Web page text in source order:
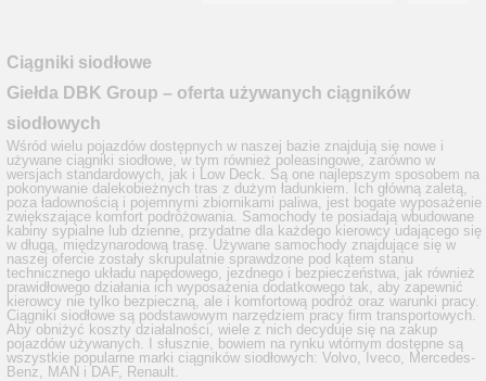
Ciągniki siodłowe
Giełda DBK Group – oferta używanych ciągników
siodłowych
Wśród wielu pojazdów dostępnych w naszej bazie znajdują się nowe i
używane ciągniki siodłowe, w tym również poleasingowe, zarówno w
wersjach standardowych, jak i Low Deck. Są one najlepszym sposobem na
pokonywanie dalekobieżnych tras z dużym ładunkiem. Ich główną zaletą,
poza ładownością i pojemnymi zbiornikami paliwa, jest bogate wyposażenie
zwiększające komfort podróżowania. Samochody te posiadają wbudowane
kabiny sypialne lub dzienne, przydatne dla każdego kierowcy udającego się
w długą, międzynarodową trasę. Używane samochody znajdujące się w
naszej ofercie zostały skrupulatnie sprawdzone pod kątem stanu
technicznego układu napędowego, jezdnego i bezpieczeństwa, jak również
prawidłowego działania ich wyposażenia dodatkowego tak, aby zapewnić
kierowcy nie tylko bezpieczną, ale i komfortową podróż oraz warunki pracy.
Ciągniki siodłowe są podstawowym narzędziem pracy firm transportowych.
Aby obniżyć koszty działalności, wiele z nich decyduje się na zakup
pojazdów używanych. I słusznie, bowiem na rynku wtórnym dostępne są
wszystkie popularne marki ciągników siodłowych: Volvo, Iveco, Mercedes-
Benz, MAN i DAF, Renault.